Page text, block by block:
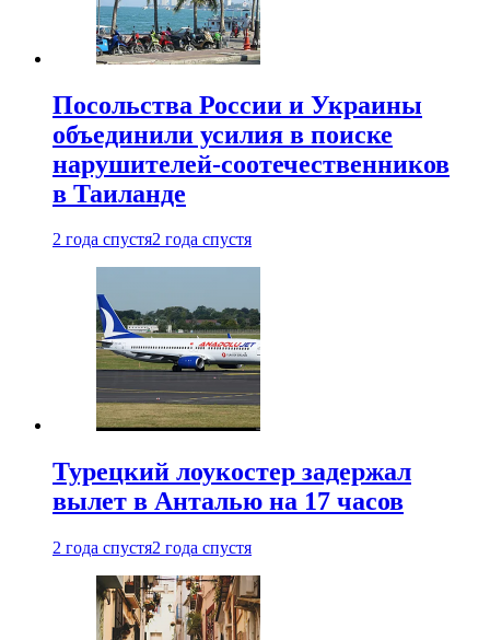
Посольства России и Украины
объединили усилия в поиске
нарушителей-соотечественников
в Таиланде
2 года спустя2 года спустя
Турецкий лоукостер задержал
вылет в Анталью на 17 часов
2 года спустя2 года спустя